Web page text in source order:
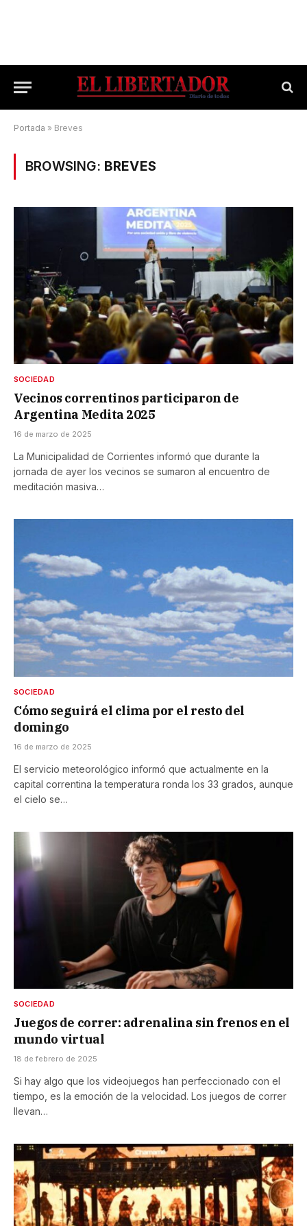
Portada » Breves
BROWSING: BREVES
SOCIEDAD
Vecinos correntinos participaron de
Argentina Medita 2025
16 de marzo de 2025
La Municipalidad de Corrientes informó que durante la
jornada de ayer los vecinos se sumaron al encuentro de
meditación masiva…
SOCIEDAD
Cómo seguirá el clima por el resto del
domingo
16 de marzo de 2025
El servicio meteorológico informó que actualmente en la
capital correntina la temperatura ronda los 33 grados, aunque
el cielo se…
SOCIEDAD
Juegos de correr: adrenalina sin frenos en el
mundo virtual
18 de febrero de 2025
Si hay algo que los videojuegos han perfeccionado con el
tiempo, es la emoción de la velocidad. Los juegos de correr
llevan…